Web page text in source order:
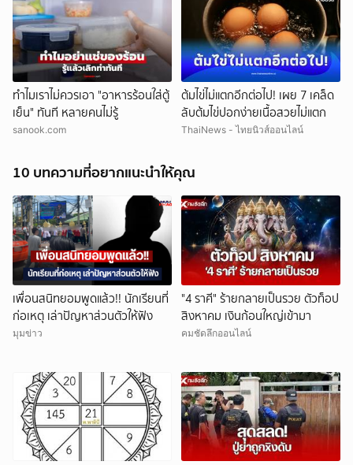
ทำไมเราไม่ควรเอา "อาหารร้อนใส่ตู้
เย็น" ทันที หลายคนไม่รู้
sanook.com
ต้มไข่ไม่แตกอีกต่อไป! เผย 7 เคล็ด
ลับต้มไข่ปอกง่ายเนื้อสวยไม่แตก
ThaiNews - ไทยนิวส์ออนไลน์
10 บทความที่อยากแนะนำให้คุณ
เพื่อนสนิทยอมพูดแล้ว!! นักเรียนที่
ก่อเหตุ เล่าปัญหาส่วนตัวให้ฟัง
มุมข่าว
"4 ราศี" ร้ายกลายเป็นรวย ตัวท็อป
สิงหาคม เงินก้อนใหญ่เข้ามา
คมชัดลึกออนไลน์